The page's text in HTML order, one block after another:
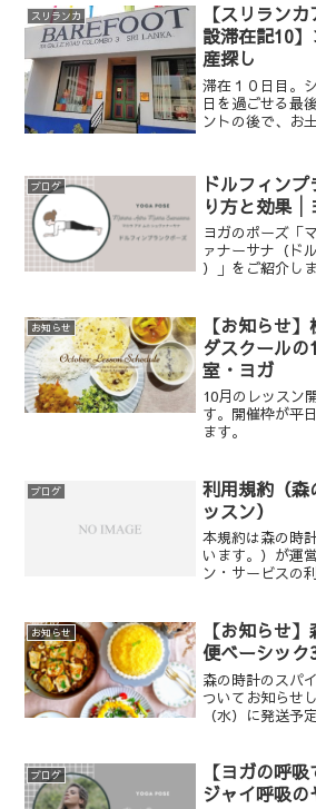
スリランカ
【スリラン
設滞在記10
産探し
滞在１０日目。
日を過ごせる最
ントの後で、お
ブログ
ドルフィン
り方と効果│
ヨガのポーズ「
ァナーサナ（ド
）」をご紹介し
お知らせ
【お知らせ
ダスクール
室・ヨガ
10月のレッスン
す。開催枠が平
ます。
ブログ
利用規約（森
ッスン）
本規約は森の時
います。）が運
ン・サービスの
時に、利用規約
せていただきま
お知らせ
【お知らせ
便ベーシック
森の時計のスパ
ついてお知らせ
（水）に発送予
ス便毎月定額で
食材）を行う...
ブログ
【ヨガの呼
ジャイ呼吸